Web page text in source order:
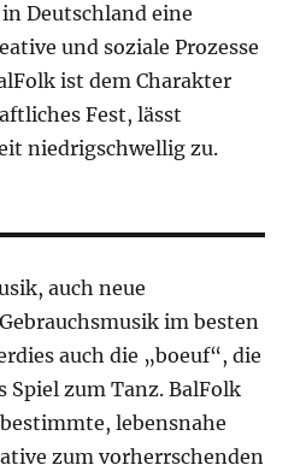
Deutschland eine
und soziale Prozesse
ist dem Charakter
Fest, lässt
niedrigschwellig zu.
auch neue
im besten
auch die „boeuf“, die
Spiel zum Tanz. BalFolk
lebensnahe
zum vorherrschenden